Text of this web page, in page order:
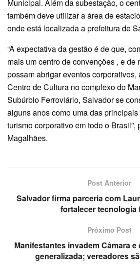
Municipal. Além da subestação, o
também deve utilizar a área de
onde está localizada a prefeitura de
“A expectativa da gestão é de que,
mais um centro de convenções , e de
possam abrigar eventos corporativos,
Centro de Cultura no complexo do
Subúrbio Ferroviário, Salvador se
alguns anos como uma das
turismo corporativo em todo o Brasil”,
Magalhães.
Post Anterior
Salvador firma parceria com
fortalecer tecnologia
Próximo Post
Manifestantes invadem Câmara
generalizada; vereadores